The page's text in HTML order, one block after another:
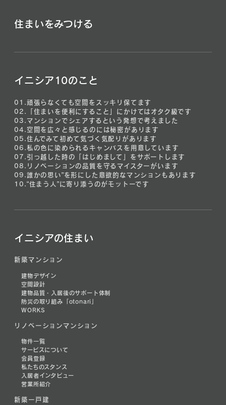
住まいをみつける
イニシア10のこと
01.頑張らなくても空間をスッキリ保てます
02.
「住まいを便利にすること」にかけてはオタク級です
03.マンションでシェアするという発想で考えました
04. 空間を広々と感じるのには秘密があります
05.住んでみて初めて気づく気配りがあります
06.私の色に染められるキャンバスを用意しています
07. 引っ越した時の「はじめまして」をサポートします
08. リノベーションの品質を守るマイスターがいます
09.誰かの思い”を形にした意欲的なマンションもあります
10.“住まう人”に寄り添うのがモットーです
イニシアの住まい
新築マンション
建物デザイン
空間設計
建物品質・入居後のサポート体制
防災の取り組み「otonari」
WORKS
リノベーションマンション
物件一覧
サービスについて
会員登録
私たちのスタンス
入居者インタビュー
営業所紹介
新築一戸建